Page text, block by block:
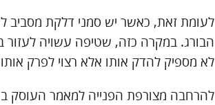
לעומת זאת, כאשר יש סמני דלקת מסביב
הבורג. במקרה כזה, שטיפה עשויה לעזור
לא מספיק להדק אותו אלא רצוי לפרק
להרחבה מצורפת הפנייה למאמר העוסק